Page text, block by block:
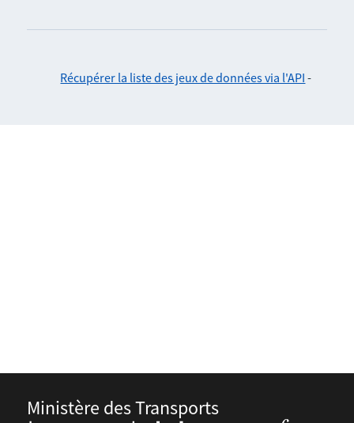
Récupérer la liste des jeux de données via l'API -
Ministère des Transports